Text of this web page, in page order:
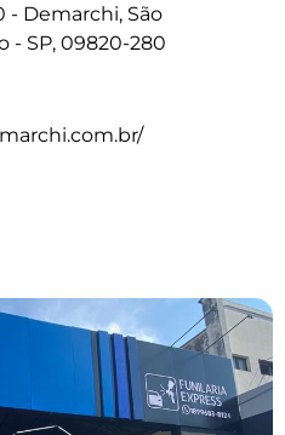
- Demarchi, São
- SP, 09820-280